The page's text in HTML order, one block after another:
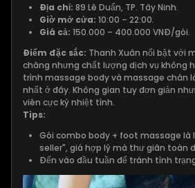
Địa chỉ: 89 Lê Duẩn, TP. Tây Ninh.
Giờ mở cửa: 10:00 – 22:00.
Giá cả: 150.000 – 400.000 VNĐ/gói.
Điểm đặc sắc: Thanh Xuân nổi bật với
chăng nhưng chất lượng dịch vụ không
trình massage body và massage chân
nhất ở đây. Không gian tuy đơn giản
viên cực kỳ nhiệt tình.
Tips:
Gói combo body + foot massage là
seller", giá hợp lý mà thư giãn toàn
Đến vào đầu tuần để tránh tình